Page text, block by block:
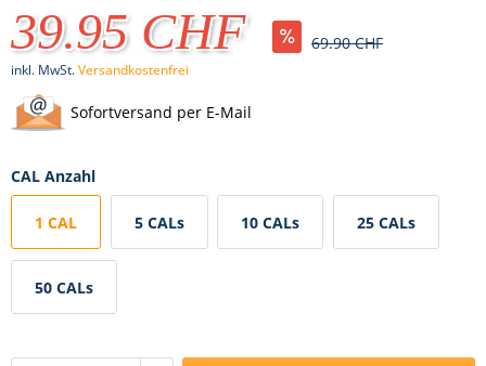
39.95 CHF 69.90 CHF
inkl. MwSt.Versandkostenfrei
Sofortversand per E-Mail
CAL Anzahl
1 CAL 5 CALs 10 CALs 25 CALs
50 CALs